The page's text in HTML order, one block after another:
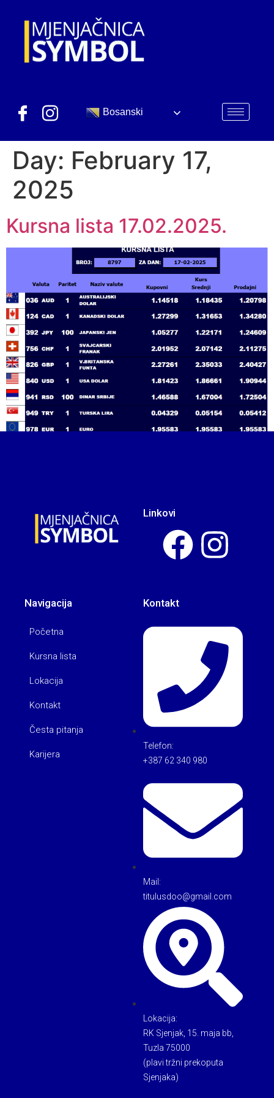
Bosanski
Day: February 17,
2025
Kursna lista 17.02.2025.
Linkovi
Navigacija
Početna
Kursna lista
Lokacija
Kontakt
Česta pitanja
Karijera
Kontakt
Telefon:
+387 62 340 980
Mail:
titulusdoo@gmail.com
Lokacija:
RK Sjenjak, 15. maja bb,
Tuzla 75000
(plavi tržni prekoputa
Sjenjaka)